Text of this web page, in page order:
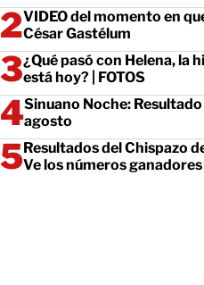
VIDEO del momento en
César Gastélum
¿Qué pasó con Helena, la
está hoy? | FOTOS
Sinuano Noche:
agosto
Resultados del Chispazo
Ve los números ganadores